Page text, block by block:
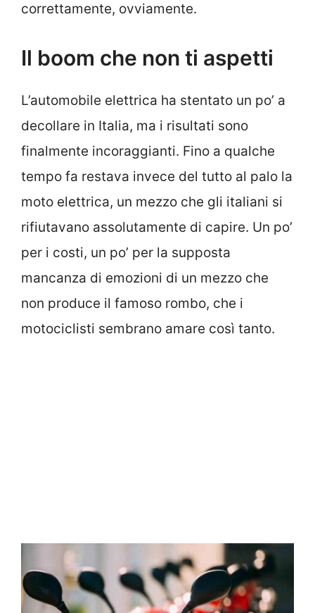
correttamente, ovviamente.
Il boom che non ti aspetti
L’automobile elettrica ha stentato un po’ a
decollare in Italia, ma i risultati sono
finalmente incoraggianti. Fino a qualche
tempo fa restava invece del tutto al palo la
moto elettrica, un mezzo che gli italiani si
rifiutavano assolutamente di capire. Un po’
per i costi, un po’ per la supposta
mancanza di emozioni di un mezzo che
non produce il famoso rombo, che i
motociclisti sembrano amare così tanto.